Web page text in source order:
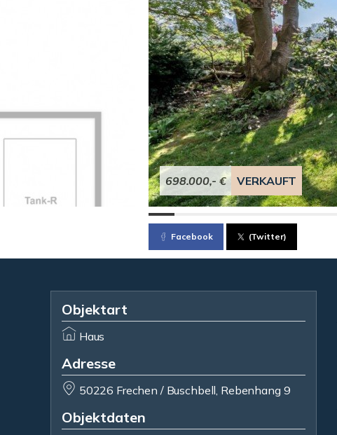
698.000,- € VERKAUFT
Facebook (Twitter)
Objektart
Haus
Adresse
50226 Frechen / Buschbell, Rebenhang 9
Objektdaten